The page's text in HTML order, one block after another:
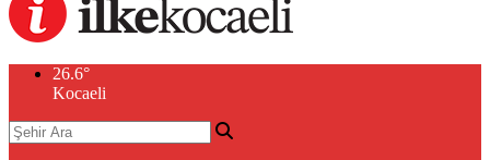
26.6°
Kocaeli